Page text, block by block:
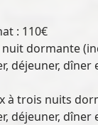
: 110€
nuit dormante
déjeuner,
à trois nuits
déjeuner,